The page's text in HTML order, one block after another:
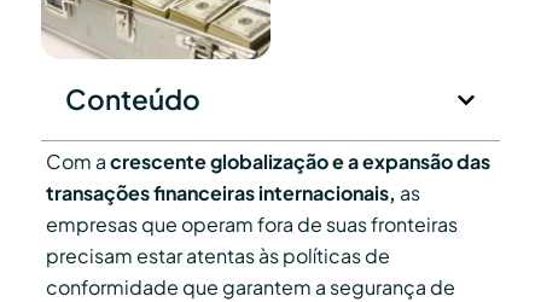
Conteúdo
Com acrescente globalização e a expansão das
transações financeiras internacionais, as
empresas que operam fora de suas fronteiras
precisam estar atentas às políticas de
conformidade que garantem a segurança de